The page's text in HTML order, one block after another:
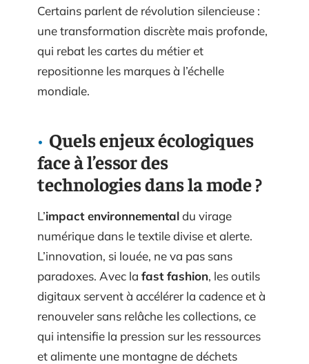
Certains parlent de révolution silencieuse :
une transformation discrète mais profonde,
qui rebat les cartes du métier et
repositionne les marques à l’échelle
mondiale.
Quels enjeux écologiques
face à l’essor des
technologies dans la mode ?
L’impact environnementaldu virage
numérique dans le textile divise et alerte.
L’innovation, si louée, ne va pas sans
paradoxes. Avec la fast fashion, les outils
digitaux servent à accélérer la cadence et à
renouveler sans relâche les collections, ce
qui intensifie la pression sur les ressources
et alimente une montagne de déchets